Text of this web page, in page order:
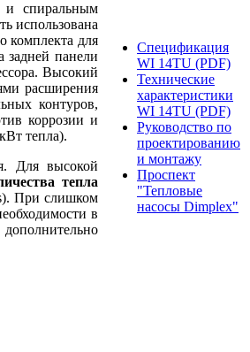
и спиральным
использована
комплекта для
задней панели
Высокий
расширения
контуров,
коррозии и
тепла).
Для высокой
тепла
При слишком
в
Спецификация
WI 14TU (PDF)
Технические
характеристики
WI 14TU (PDF)
Руководство по
проектированию
и монтажу
Проспект
"Тепловые
насосы Dimplex"